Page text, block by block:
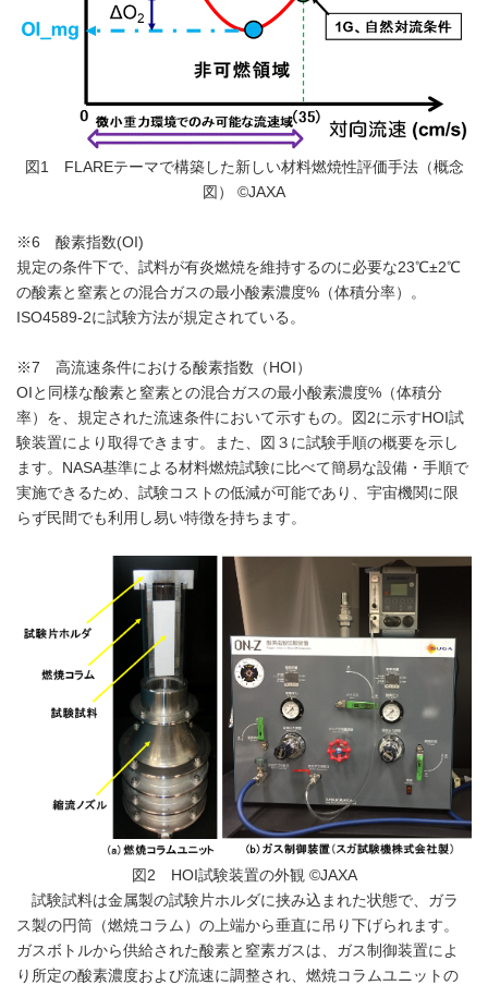
図1 FLAREテーマで構築した新しい材料燃焼性評価手法（概念
図） ©JAXA
※6 酸素指数(OI)
規定の条件下で、試料が有炎燃焼を維持するのに必要な23℃±2℃
の酸素と窒素との混合ガスの最小酸素濃度%（体積分率）。
ISO4589-2に試験方法が規定されている。
※7 高流速条件における酸素指数（HOI）
OIと同様な酸素と窒素との混合ガスの最小酸素濃度%（体積分
率）を、規定された流速条件において示すもの。図2に示すHOI試
験装置により取得できます。また、図３に試験手順の概要を示し
ます。NASA基準による材料燃焼試験に比べて簡易な設備・手順で
実施できるため、試験コストの低減が可能であり、宇宙機関に限
らず民間でも利用し易い特徴を持ちます。
図2 HOI試験装置の外観 ©JAXA
試験試料は金属製の試験片ホルダに挟み込まれた状態で、ガラ
ス製の円筒（燃焼コラム）の上端から垂直に吊り下げられます。
ガスボトルから供給された酸素と窒素ガスは、ガス制御装置によ
り所定の酸素濃度および流速に調整され、燃焼コラムユニットの